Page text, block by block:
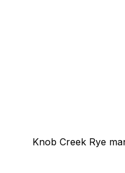
Knob Creek Rye